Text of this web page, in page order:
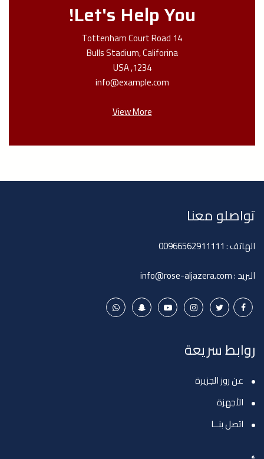
Let's Help You!
14 Tottenham Court Road
Bulls Stadium, Califorina
1234, USA
info@example.com
View More
تواصلو معنا
الهاتف :00966562911111
البريد :info@rose-aljazera.com
روابط سريعة
عن روز الجزيرة
الأجهزة
اتصل بنــا